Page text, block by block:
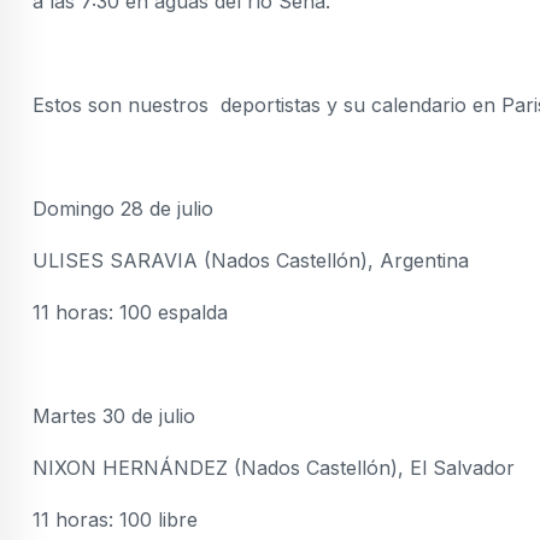
Estos son nuestros deportistas y su calendario en
Domingo 28 de julio
ULISES SARAVIA (Nados Castellón), Argentina
11 horas: 100 espalda
Martes 30 de julio
NIXON HERNÁNDEZ (Nados Castellón), El Salvador
11 horas: 100 libre